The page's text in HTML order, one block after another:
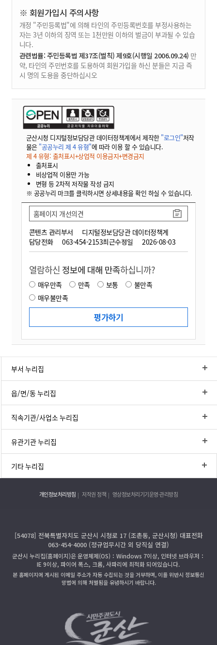
※ 회원가입시 주의사항
개정 "주민등록법"에 의해 타인의 주민등록번호를 부정사용하는
자는 3년 이하의 징역 또는 1천만원 이하의 벌금이 부과될 수 있습
니다.
관련법률: 주민등록법 제37조(벌칙) 제9호(시행일 2006.09.24) 만
약, 타인의 주민번호를 도용하여 회원가입을 하신 분들은 지금 즉
시 명의 도용을 중단하십시오
군산시청 디지털정보담당관 데이터정책계에서 제작한 "로그인"저작
물은 "공공누리 제 4 유형"에 따라 이용 할 수 있습니다.
제 4 유형: 출처표시+상업적 이용금지+변경금지
출처표시
비상업적 이용만 가능
변형 등 2차적 저작물 작성 금지
※ 공공누리 마크를 클릭하시면 상세내용을 확인 하실 수 있습니다.
콘텐츠 관리부서
디지털정보담당관 데이터정책계
담당전화
063-454-2153최근수정일 2026-08-03
홈페이지 개선의견
열람하신 정보에 대해 만족하십니까?
매우만족 만족 보통
불만족
매우불만족
부서 누리집
읍/면/동 누리집
직속기관/사업소 누리집
유관기관 누리집
기타 누리집
개인정보처리방침 저작권 정책 영상정보처리기기운영·관리방침
[54078] 전북특별자치도 군산시 시청로 17 (조촌동, 군산시청) 대표전화
063-454-4000 (정규업무시간 외 당직실 연결)
군산시 누리집(홈페이지)은 운영체제(OS)：Windows 7이상, 인터넷 브라우저：
IE 9이상, 파이어 폭스, 크롬, 사파리에 최적화 되어있습니다.
본 홈페이지에 게시된 이메일 주소가 자동 수집되는 것을 거부하며, 이를 위반시 정보통신
망법에 의해 처벌됨을 유념하시기 바랍니다.